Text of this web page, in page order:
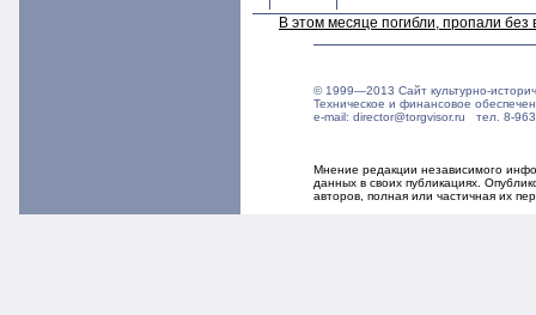
В этом месяце погибли, пропали
© 1999—2013 Сайт культурно-
Техническое и финансовое
e-mail: director@torgvisor.ru тел. 8-
Мнение редакции независимого
данных в своих публикациях.
авторов, полная или частичная их